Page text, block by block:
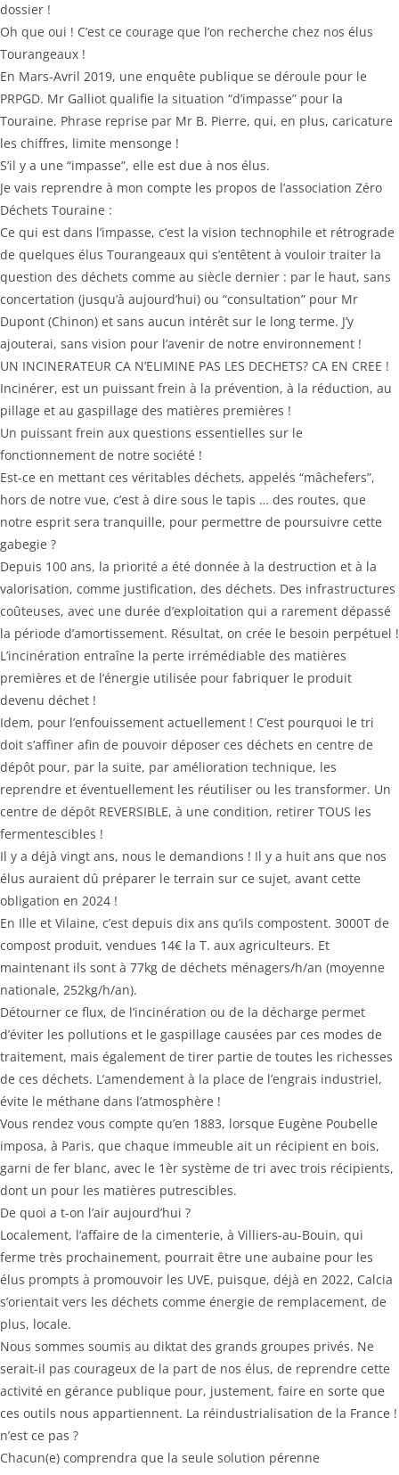
dossier !
Oh que oui ! C’est ce courage que l’on recherche chez nos élus
Tourangeaux !
En Mars-Avril 2019, une enquête publique se déroule pour le
PRPGD. Mr Galliot qualifie la situation “d’impasse” pour la
Touraine. Phrase reprise par Mr B. Pierre, qui, en plus, caricature
les chiffres, limite mensonge !
S’il y a une “impasse”, elle est due à nos élus.
Je vais reprendre à mon compte les propos de l’association Zéro
Déchets Touraine :
Ce qui est dans l’impasse, c’est la vision technophile et rétrograde
de quelques élus Tourangeaux qui s’entêtent à vouloir traiter la
question des déchets comme au siècle dernier : par le haut, sans
concertation (jusqu’à aujourd’hui) ou “consultation” pour Mr
Dupont (Chinon) et sans aucun intérêt sur le long terme. J’y
ajouterai, sans vision pour l’avenir de notre environnement !
UN INCINERATEUR CA N’ELIMINE PAS LES DECHETS? CA EN CREE !
Incinérer, est un puissant frein à la prévention, à la réduction, au
pillage et au gaspillage des matières premières !
Un puissant frein aux questions essentielles sur le
fonctionnement de notre société !
Est-ce en mettant ces véritables déchets, appelés “mâchefers”,
hors de notre vue, c’est à dire sous le tapis … des routes, que
notre esprit sera tranquille, pour permettre de poursuivre cette
gabegie ?
Depuis 100 ans, la priorité a été donnée à la destruction et à la
valorisation, comme justification, des déchets. Des infrastructures
coûteuses, avec une durée d’exploitation qui a rarement dépassé
la période d’amortissement. Résultat, on crée le besoin perpétuel !
L’incinération entraîne la perte irrémédiable des matières
premières et de l’énergie utilisée pour fabriquer le produit
devenu déchet !
Idem, pour l’enfouissement actuellement ! C’est pourquoi le tri
doit s’affiner afin de pouvoir déposer ces déchets en centre de
dépôt pour, par la suite, par amélioration technique, les
reprendre et éventuellement les réutiliser ou les transformer. Un
centre de dépôt REVERSIBLE, à une condition, retirer TOUS les
fermentescibles !
Il y a déjà vingt ans, nous le demandions ! Il y a huit ans que nos
élus auraient dû préparer le terrain sur ce sujet, avant cette
obligation en 2024 !
En Ille et Vilaine, c’est depuis dix ans qu’ils compostent. 3000T de
compost produit, vendues 14€ la T. aux agriculteurs. Et
maintenant ils sont à 77kg de déchets ménagers/h/an (moyenne
nationale, 252kg/h/an).
Détourner ce flux, de l’incinération ou de la décharge permet
d’éviter les pollutions et le gaspillage causées par ces modes de
traitement, mais également de tirer partie de toutes les richesses
de ces déchets. L’amendement à la place de l’engrais industriel,
évite le méthane dans l’atmosphère !
Vous rendez vous compte qu’en 1883, lorsque Eugène Poubelle
imposa, à Paris, que chaque immeuble ait un récipient en bois,
garni de fer blanc, avec le 1èr système de tri avec trois récipients,
dont un pour les matières putrescibles.
De quoi a t-on l’air aujourd’hui ?
Localement, l’affaire de la cimenterie, à Villiers-au-Bouin, qui
ferme très prochainement, pourrait être une aubaine pour les
élus prompts à promouvoir les UVE, puisque, déjà en 2022, Calcia
s’orientait vers les déchets comme énergie de remplacement, de
plus, locale.
Nous sommes soumis au diktat des grands groupes privés. Ne
serait-il pas courageux de la part de nos élus, de reprendre cette
activité en gérance publique pour, justement, faire en sorte que
ces outils nous appartiennent. La réindustrialisation de la France !
n’est ce pas ?
Chacun(e) comprendra que la seule solution pérenne